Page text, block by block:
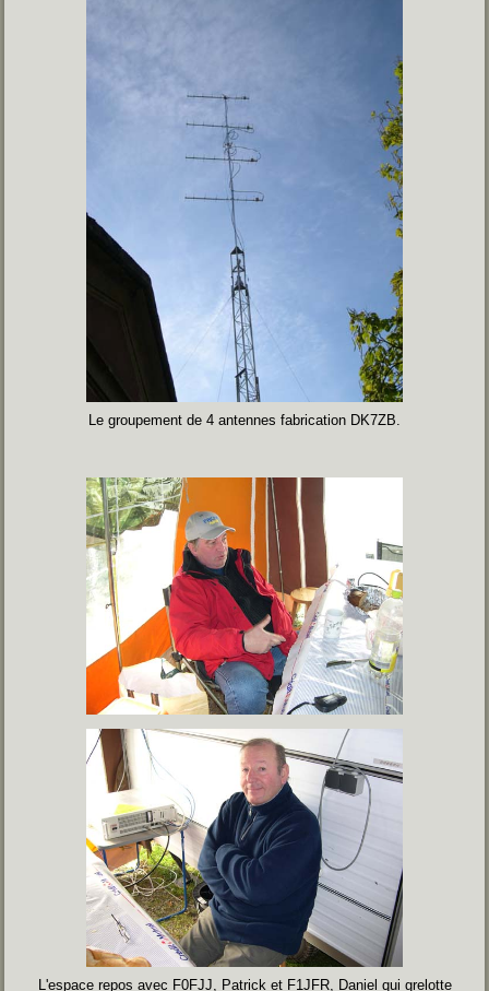
Le groupement de 4 antennes fabrication DK7ZB.
L'espace repos avec F0FJJ, Patrick et F1JFR, Daniel qui grelotte